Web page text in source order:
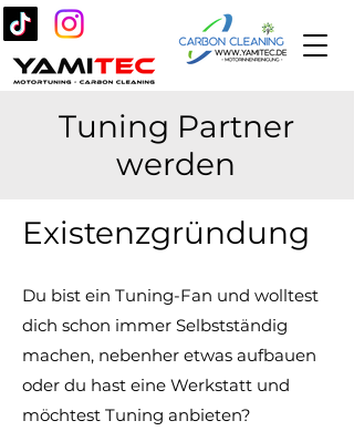
Tuning Partner
werden
Existenzgründung
Du bist ein Tuning-Fan und wolltest
dich schon immer Selbstständig
machen, nebenher etwas aufbauen
oder du hast eine Werkstatt und
möchtest Tuning anbieten?